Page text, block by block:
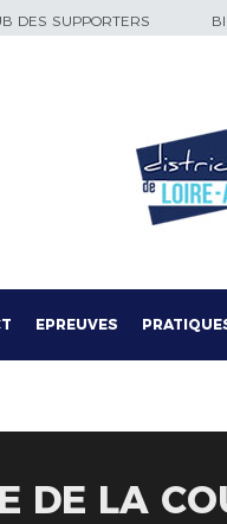
DES SUPPORTERS
EPREUVES
DE LA